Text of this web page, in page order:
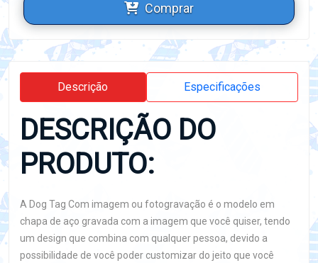
Comprar
Descrição Especificações
DESCRIÇÃO DO
PRODUTO:
A Dog Tag Com imagem ou fotogravação é o modelo em
chapa de aço gravada com a imagem que você quiser, tendo
um design que combina com qualquer pessoa, devido a
possibilidade de você poder customizar do jeito que você